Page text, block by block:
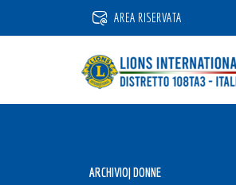
AREA RISERVATA
ARCHIVIO| DONNE